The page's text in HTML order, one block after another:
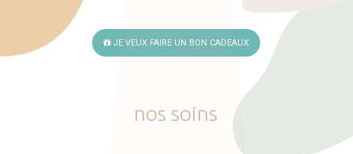
JE VEUX FAIRE UN BON CADEAUX
nos soins